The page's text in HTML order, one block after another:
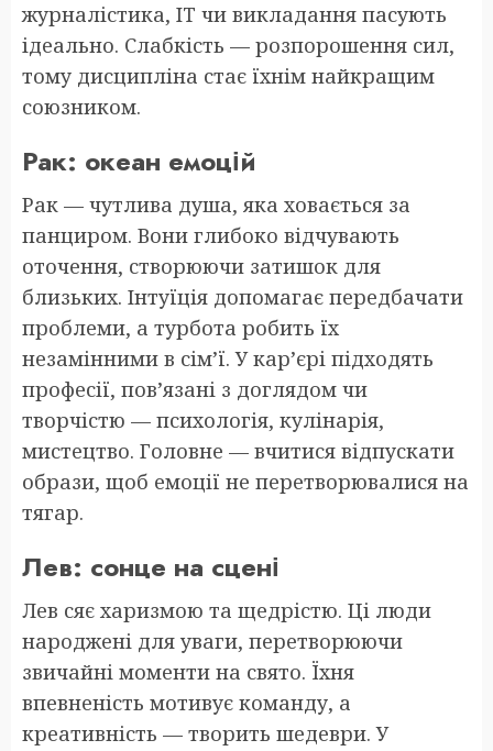
журналістика, IT чи викладання пасують
ідеально. Слабкість — розпорошення сил,
тому дисципліна стає їхнім найкращим
союзником.
Рак: океан емоцій
Рак — чутлива душа, яка ховається за
панциром. Вони глибоко відчувають
оточення, створюючи затишок для
близьких. Інтуїція допомагає передбачати
проблеми, а турбота робить їх
незамінними в сім’ї. У кар’єрі підходять
професії, пов’язані з доглядом чи
творчістю — психологія, кулінарія,
мистецтво. Головне — вчитися відпускати
образи, щоб емоції не перетворювалися на
тягар.
Лев: сонце на сцені
Лев сяє харизмою та щедрістю. Ці люди
народжені для уваги, перетворюючи
звичайні моменти на свято. Їхня
впевненість мотивує команду, а
креативність — творить шедеври. У